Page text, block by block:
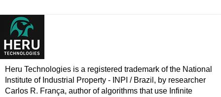
Heru Technologies is a registered trademark of the National
Institute of Industrial Property - INPI / Brazil, by researcher
Carlos R. França, author of algorithms that use Infinite